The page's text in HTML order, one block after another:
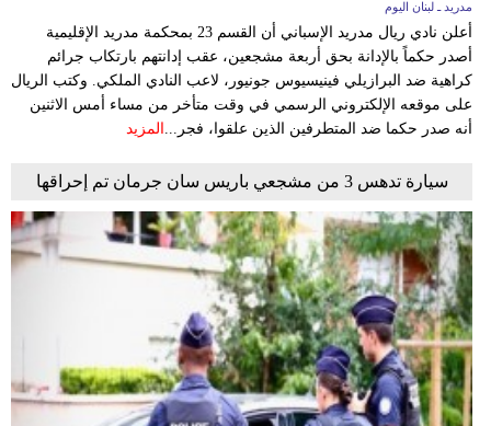
مدريد ـ لبنان اليوم
أعلن نادي ريال مدريد الإسباني أن القسم 23 بمحكمة مدريد الإقليمية
أصدر حكماً بالإدانة بحق أربعة مشجعين، عقب إدانتهم بارتكاب جرائم
كراهية ضد البرازيلي فينيسيوس جونيور، لاعب النادي الملكي. وكتب الريال
على موقعه الإلكتروني الرسمي في وقت متأخر من مساء أمس الاثنين
أنه صدر حكما ضد المتطرفين الذين علقوا، فجر... المزيد
سيارة تدهس 3 من مشجعي باريس سان جرمان تم إحراقها